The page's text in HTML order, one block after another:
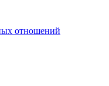
отношений